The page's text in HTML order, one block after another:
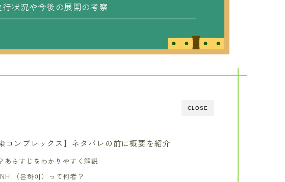
状況や今後の展開の考察
CLOSE
コンプレックス】ネタバレの前に概要を紹介
あらすじをわかりやすく解説
（은하이）って何者？